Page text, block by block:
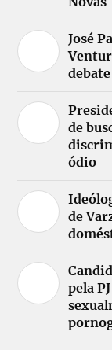
José
de
ódio
de
pela